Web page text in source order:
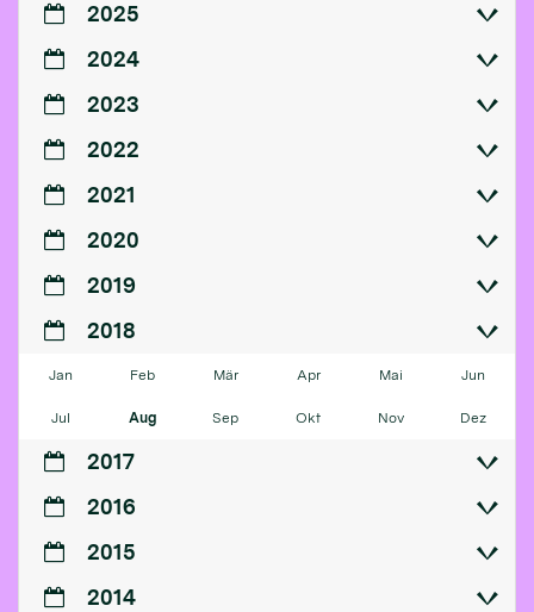
2025
2024
2023
2022
2021
2020
2019
2018
Jan Feb Mär Apr Mai Jun
Jul Aug Sep Okt Nov Dez
2017
2016
2015
2014